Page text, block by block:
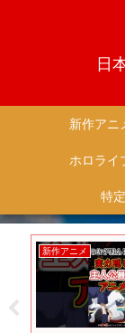
日
新作アニ
ホロライ
新作アニメ